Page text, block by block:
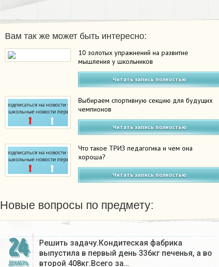
Вам так же может быть интересно:
10 золотых упражнений на развитие
мышления у школьников
Читать запись полностью
Выбираем спортивную секцию для будущих
чемпионов
Читать запись полностью
Что такое ТРИЗ педагогика и чем она
хороша?
Читать запись полностью
Новые вопросы по предмету:
24
ДЕКАБРЬ
Решить задачу.Кондитеская фабрика
выпустила в первый день 336кг печенья, а во
второй 408кг.Всего за…